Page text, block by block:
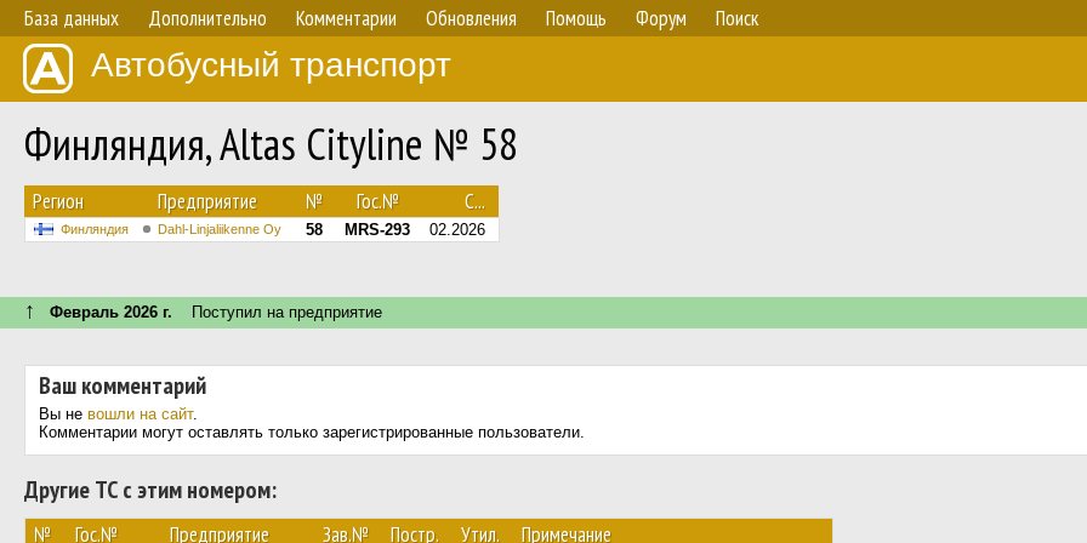
База данных Дополнительно Комментарии Обновления Помощь Форум Поиск
Автобусный транспорт
Финляндия, Altas Cityline № 58
Регион Предприятие № Гос.№ С...
Финляндия Dahl-Linjaliikenne Oy 58 MRS-293 02.2026
↑ Февраль 2026 г. Поступил на предприятие
Ваш комментарий
Вы не вошли на сайт.
Комментарии могут оставлять только зарегистрированные пользователи.
Другие ТС с этим номером:
№ Гос.№ Предприятие Зав.№ Постр. Утил. Примечание